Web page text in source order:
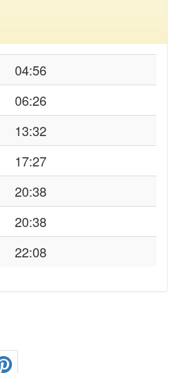
04:56
06:26
13:32
17:27
20:38
20:38
22:08